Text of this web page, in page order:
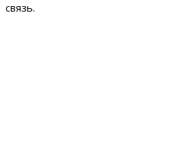
связь.